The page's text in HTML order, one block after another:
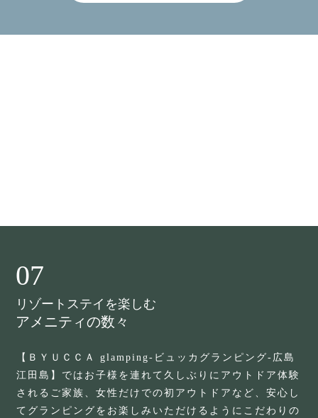
07
リゾートステイを楽しむ
アメニティの数々
【ＢＹＵＣＣＡ glamping-ビュッカグランピング-広島
江田島】ではお子様を連れて久しぶりにアウトドア体験
されるご家族、女性だけでの初アウトドアなど、安心し
てグランピングをお楽しみいただけるようにこだわりの